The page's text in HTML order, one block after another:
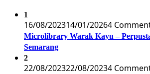
1
16/08/202314/01/20264
Microlibrary Warak Kayu –
Semarang
2
22/08/202322/08/20234